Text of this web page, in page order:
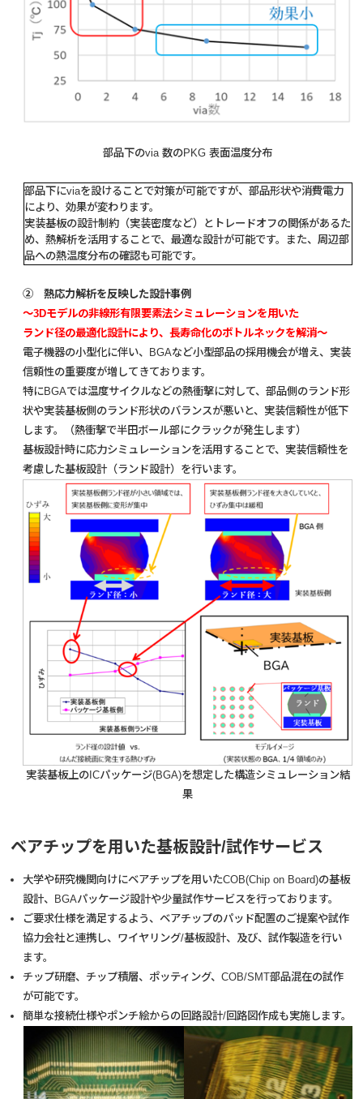
部品下のvia 数のPKG 表面温度分布
部品下にviaを設けることで対策が可能ですが、部品形状や消費電力
により、効果が変わります。
実装基板の設計制約（実装密度など）とトレードオフの関係があるた
め、熱解析を活用することで、最適な設計が可能です。また、周辺部
品への熱温度分布の確認も可能です。
② 熱応力解析を反映した設計事例
～3Dモデルの非線形有限要素法シミュレーションを用いた
ランド径の最適化設計により、長寿命化のボトルネックを解消～
電子機器の小型化に伴い、BGAなど小型部品の採用機会が増え、実装
信頼性の重要度が増してきております。
特にBGAでは温度サイクルなどの熱衝撃に対して、部品側のランド形
状や実装基板側のランド形状のバランスが悪いと、実装信頼性が低下
します。（熱衝撃で半田ボール部にクラックが発生します）
基板設計時に応力シミュレーションを活用することで、実装信頼性を
考慮した基板設計（ランド設計）を行います。
実装基板上のICパッケージ(BGA)を想定した構造シミュレーション結
果
ベアチップを用いた基板設計/試作サービス
大学や研究機関向けにベアチップを用いたCOB(Chip on Board)の基板
設計、BGAパッケージ設計や少量試作サービスを行っております。
ご要求仕様を満足するよう、ベアチップのパッド配置のご提案や試作
協力会社と連携し、ワイヤリング/基板設計、及び、試作製造を行い
ます。
チップ研磨、チップ積層、ポッティング、COB/SMT部品混在の試作
が可能です。
簡単な接続仕様やポンチ絵からの回路設計/回路図作成も実施します。